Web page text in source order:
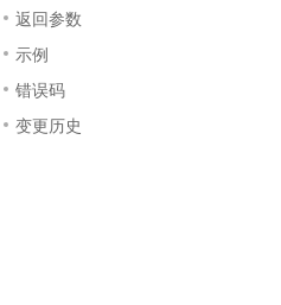
返回参数
示例
错误码
变更历史